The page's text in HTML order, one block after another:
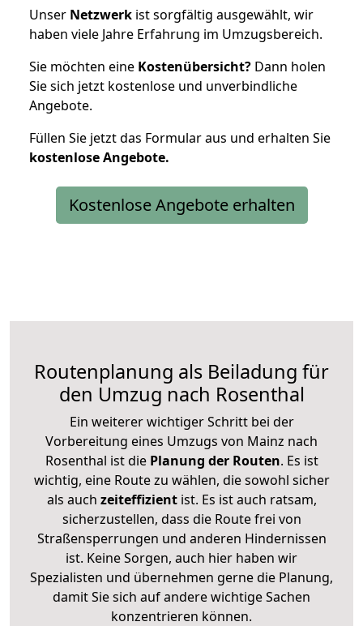
Unser Netzwerk ist sorgfältig ausgewählt, wir
haben viele Jahre Erfahrung im Umzugsbereich.
Sie möchten eine Kostenübersicht? Dann holen
Sie sich jetzt kostenlose und unverbindliche
Angebote.
Füllen Sie jetzt das Formular aus und erhalten Sie
kostenloseAngebote.
Kostenlose Angebote erhalten
Routenplanung als Beiladung für
den Umzug nach Rosenthal
Ein weiterer wichtiger Schritt bei der
Vorbereitung eines Umzugs von Mainz nach
Rosenthal ist diePlanung der Routen. Es ist
wichtig, eine Route zu wählen, die sowohl sicher
als auch zeiteffizientist. Es ist auch ratsam,
sicherzustellen, dass die Route frei von
Straßensperrungen und anderen Hindernissen
ist. Keine Sorgen, auch hier haben wir
Spezialisten und übernehmen gerne die Planung,
damit Sie sich auf andere wichtige Sachen
konzentrieren können.